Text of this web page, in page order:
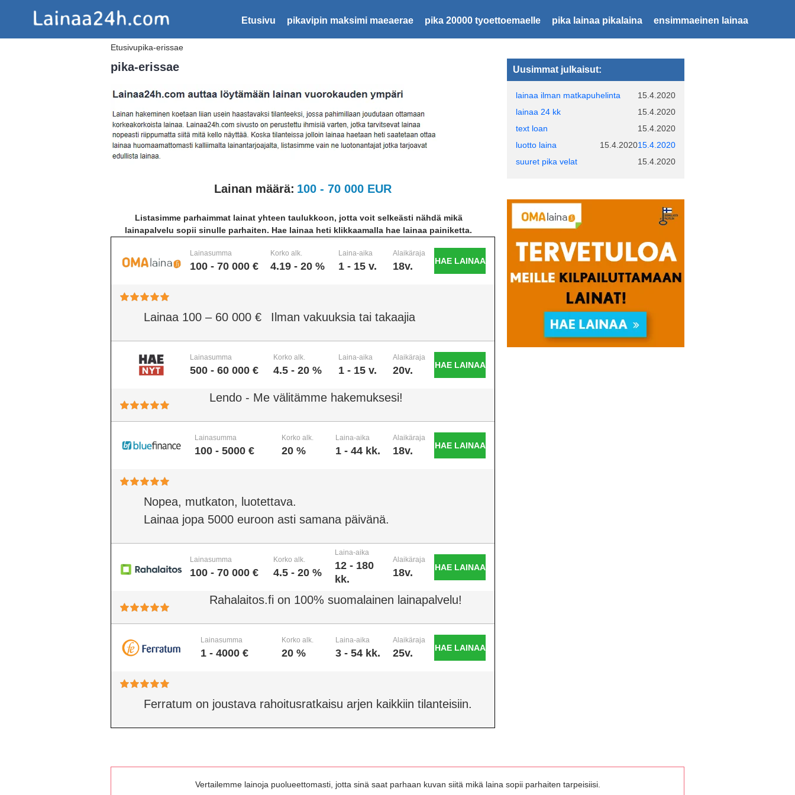
Etusivu pikavipin maksimi maeaerae pika 20000 tyoettoemaelle pika lainaa pikalaina ensimmaeinen lainaa
Etusivupika-erissae
pika-erissae
Lainan määrä: 100 - 70 000 EUR
Listasimme parhaimmat lainat yhteen taulukkoon, jotta voit selkeästi nähdä mikä
lainapalvelu sopii sinulle parhaiten. Hae lainaa heti klikkaamalla hae lainaa painiketta.
Lainasumma
100 - 70 000 €
Korko alk.
4.19 - 20 %
Laina-aika
1 - 15 v.
Alaikäraja
18v. HAE LAINAA
Lainaa 100 – 60 000 € Ilman vakuuksia tai takaajia
Lainasumma
500 - 60 000 €
Korko alk.
4.5 - 20 %
Laina-aika
1 - 15 v.
Alaikäraja
20v. HAE LAINAA
Lendo - Me välitämme hakemuksesi!
Lainasumma
100 - 5000 €
Korko alk.
20 %
Laina-aika
1 - 44 kk.
Alaikäraja
18v. HAE LAINAA
Nopea, mutkaton, luotettava.
Lainaa jopa 5000 euroon asti samana päivänä.
Lainasumma
100 - 70 000 €
Korko alk.
4.5 - 20 %
Laina-aika
12 - 180
kk.
Alaikäraja
18v. HAE LAINAA
Rahalaitos.fi on 100% suomalainen lainapalvelu!
Lainasumma
1 - 4000 €
Korko alk.
20 %
Laina-aika
3 - 54 kk.
Alaikäraja
25v. HAE LAINAA
Ferratum on joustava rahoitusratkaisu arjen kaikkiin tilanteisiin.
Uusimmat julkaisut:
lainaa ilman matkapuhelinta
15.4.2020
lainaa 24 kk
15.4.2020
text loan
15.4.2020
15.4.2020
luotto laina
15.4.2020
suuret pika velat
15.4.2020
Vertailemme lainoja puolueettomasti, jotta sinä saat parhaan kuvan siitä mikä laina sopii parhaiten tarpeisiisi.